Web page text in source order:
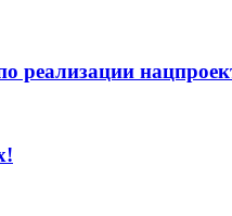
реализации